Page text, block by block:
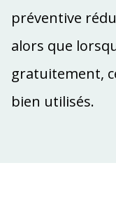
préventive
alors que
gratuitement,
bien utilisés.